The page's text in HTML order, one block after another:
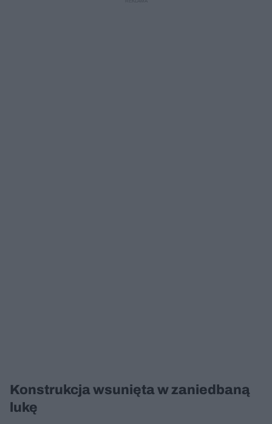
Konstrukcja wsunięta w zaniedbaną
lukę